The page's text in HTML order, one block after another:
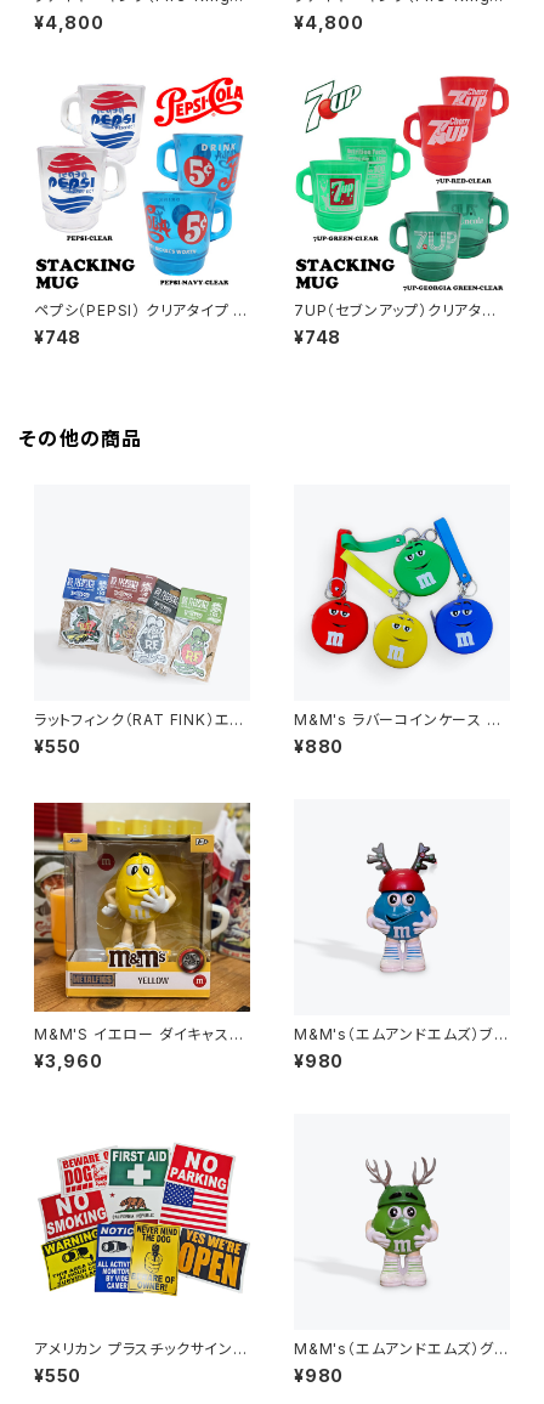
マクドナルド スタッキングマグ
（McD-002）
¥4,800
マクドナルド スタッキングマグ
（McD-001）
¥4,800
ペプシ（PEPSI） クリアタイプ ス
タッキングマグ
¥748
7UP（セブンアップ）クリアタイ
プ スタッキングマグ
¥748
その他の商品
ラットフィンク（RAT FINK）エア
フレッシュナー
¥550
M&M's ラバーコインケース キ
ーホルダー
¥880
M&M'S イエロー ダイキャスト
メタル フィギュア
¥3,960
M&M's（エムアンドエムズ）ブル
ー ディスペンサー フィギュア M
ツノ
¥980
アメリカン プラスチックサイン
（ペラペラ）インテリア 壁掛け
¥550
M&M's（エムアンドエムズ）グリ
ーン ディスペンサー フィギュア
トナカイ
¥980